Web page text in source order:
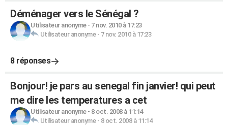
Déménager vers le Sénégal ?
Utilisateur anonyme- 7 nov. 2010 à 17:23
Utilisateur anonyme- 7 nov. 2010 à 17:23
8 réponses
Bonjour! je pars au senegal fin janvier! qui peut
me dire les temperatures a cet
Utilisateur anonyme- 8 oct. 2008 à 11:14
Utilisateur anonyme- 8 oct. 2008 à 11:14